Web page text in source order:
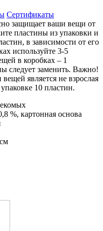
Сертификаты
защищает ваши вещи от
пластины из упаковки и
в зависимости от его
используйте 3-5
в коробках – 1
следует заменить. Важно!
является не взрослая
10 пластин.
%, картонная основа